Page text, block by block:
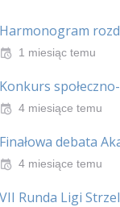
Harmonogram
1 miesiąc temu
Konkurs
4 miesiące temu
Finałowa debata
4 miesiące temu
VII Runda Ligi